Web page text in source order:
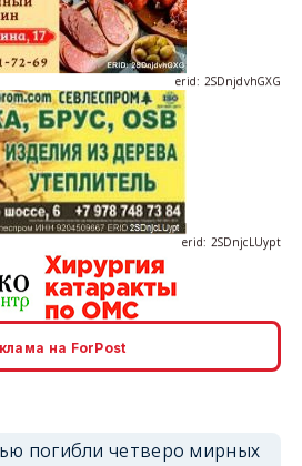
erid: 2SDnjdvhGXG
на ForPost
погибли четверо мирных